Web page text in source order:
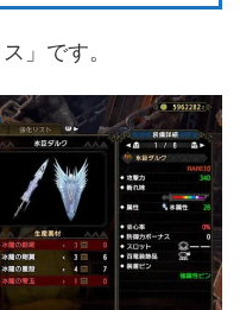
」です。